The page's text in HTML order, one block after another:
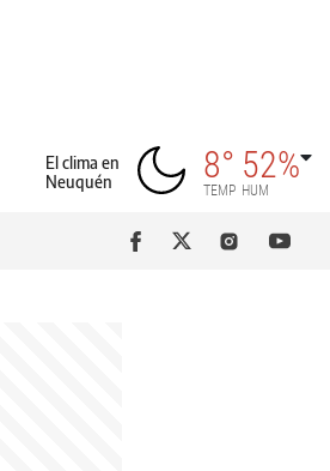
El clima en
Neuquén
8°
TEMP
52%
HUM